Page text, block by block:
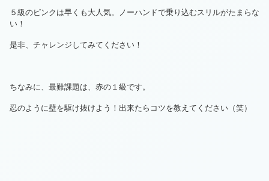
５級のピンクは早くも大人気。ノーハンドで乗り込むスリルがたまらな
い！
是非、チャレンジしてみてください！
ちなみに、最難課題は、赤の１級です。
忍のように壁を駆け抜けよう！出来たらコツを教えてください（笑）